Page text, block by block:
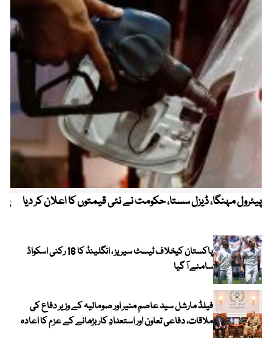
پیٹرول مہنگا، ڈیزل سستا، حکومت نے نئی قیمتوں کا اعلان کر دیا
پاکستان کیخلاف ٹیسٹ سیریز ، انگلینڈ کا 16 رکنی اسکواڈ
سامنے آ گیا
فیلڈ مارشل سید عاصم منیر اور صومالیہ کے وزیر دفاع کی
ملاقات، دفاعی تعاون اور استعدادِ کار بڑھانے کے عزم کا اعادہ